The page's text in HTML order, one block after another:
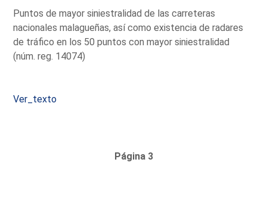
Puntos de mayor siniestralidad de las carreteras
nacionales malagueñas, así como existencia de radares
de tráfico en los 50 puntos con mayor siniestralidad
(núm. reg. 14074)
Ver_texto
Página 3